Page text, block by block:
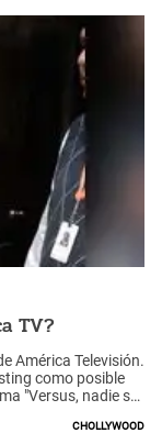
TV?
América Televisión.
como posible
"Versus, nadie se
Chollywood